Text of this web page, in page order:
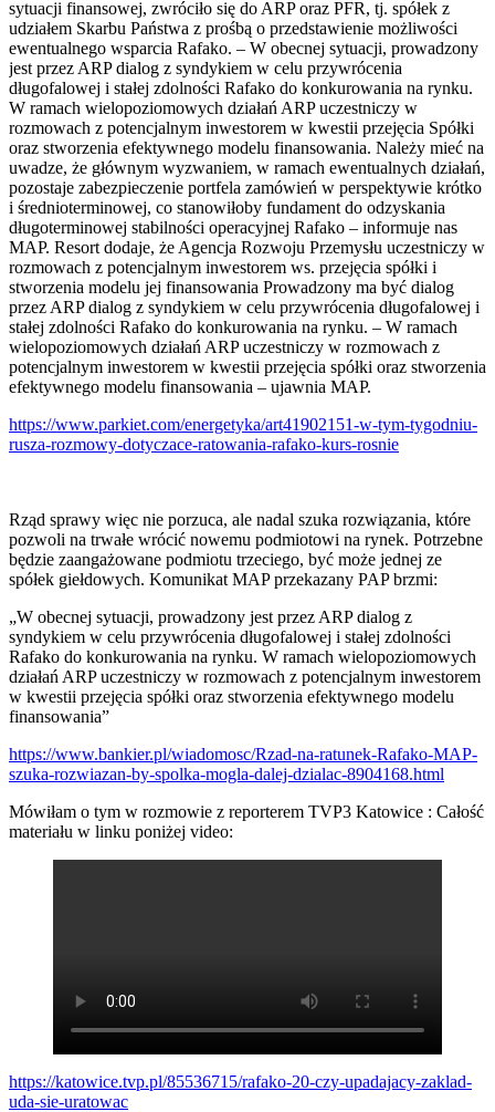
sytuacji finansowej, zwróciło się do ARP oraz PFR, tj. spółek z
udziałem Skarbu Państwa z prośbą o przedstawienie możliwości
ewentualnego wsparcia Rafako. – W obecnej sytuacji, prowadzony
jest przez ARP dialog z syndykiem w celu przywrócenia
długofalowej i stałej zdolności Rafako do konkurowania na rynku.
W ramach wielopoziomowych działań ARP uczestniczy w
rozmowach z potencjalnym inwestorem w kwestii przejęcia Spółki
oraz stworzenia efektywnego modelu finansowania. Należy mieć na
uwadze, że głównym wyzwaniem, w ramach ewentualnych działań,
pozostaje zabezpieczenie portfela zamówień w perspektywie krótko
i średnioterminowej, co stanowiłoby fundament do odzyskania
długoterminowej stabilności operacyjnej Rafako – informuje nas
MAP. Resort dodaje, że Agencja Rozwoju Przemysłu uczestniczy w
rozmowach z potencjalnym inwestorem ws. przejęcia spółki i
stworzenia modelu jej finansowania Prowadzony ma być dialog
przez ARP dialog z syndykiem w celu przywrócenia długofalowej i
stałej zdolności Rafako do konkurowania na rynku. – W ramach
wielopoziomowych działań ARP uczestniczy w rozmowach z
potencjalnym inwestorem w kwestii przejęcia spółki oraz stworzenia
efektywnego modelu finansowania – ujawnia MAP.
https://www.parkiet.com/energetyka/art41902151-w-tym-tygodniu-
rusza-rozmowy-dotyczace-ratowania-rafako-kurs-rosnie
Rząd sprawy więc nie porzuca, ale nadal szuka rozwiązania, które
pozwoli na trwałe wrócić nowemu podmiotowi na rynek. Potrzebne
będzie zaangażowane podmiotu trzeciego, być może jednej ze
spółek giełdowych. Komunikat MAP przekazany PAP brzmi:
„W obecnej sytuacji, prowadzony jest przez ARP dialog z
syndykiem w celu przywrócenia długofalowej i stałej zdolności
Rafako do konkurowania na rynku. W ramach wielopoziomowych
działań ARP uczestniczy w rozmowach z potencjalnym inwestorem
w kwestii przejęcia spółki oraz stworzenia efektywnego modelu
finansowania”
https://www.bankier.pl/wiadomosc/Rzad-na-ratunek-Rafako-MAP-
szuka-rozwiazan-by-spolka-mogla-dalej-dzialac-8904168.html
Mówiłam o tym w rozmowie z reporterem TVP3 Katowice : Całość
materiału w linku poniżej video:
https://katowice.tvp.pl/85536715/rafako-20-czy-upadajacy-zaklad-
uda-sie-uratowac